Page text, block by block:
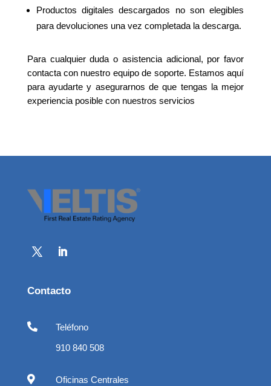
Productos digitales descargados no son elegibles
para devoluciones una vez completada la descarga.
Para cualquier duda o asistencia adicional, por favor
contacta con nuestro equipo de soporte. Estamos aquí
para ayudarte y asegurarnos de que tengas la mejor
experiencia posible con nuestros servicios
Contacto

Teléfono
910 840 508

Oficinas Centrales